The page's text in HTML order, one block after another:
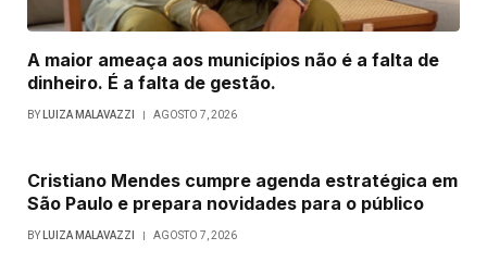
A maior ameaça aos municípios não é a falta de
dinheiro. É a falta de gestão.
BY LUIZA MALAVAZZI AGOSTO 7, 2026
Cristiano Mendes cumpre agenda estratégica em
São Paulo e prepara novidades para o público
BY LUIZA MALAVAZZI AGOSTO 7, 2026